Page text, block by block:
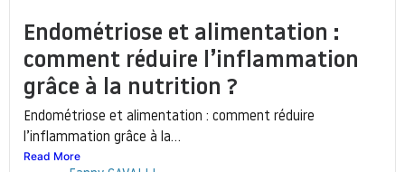
Endométriose et alimentation :
comment réduire l’inflammation
grâce à la nutrition ?
Endométriose et alimentation : comment réduire
l’inflammation grâce à la...
Read More